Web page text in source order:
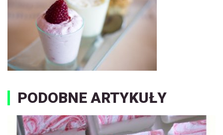
PODOBNE ARTYKUŁY